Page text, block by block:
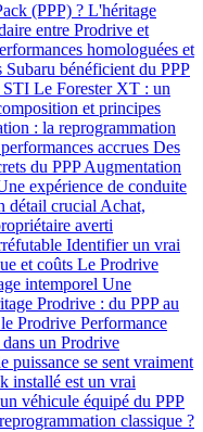
(PPP) ? L'héritage
entre Prodrive et
homologuées et
bénéficient du PPP
STI Le Forester XT : un
et principes
: la reprogrammation
accrues Des
du PPPAugmentation
expérience de conduite
détail crucial Achat,
averti
Identifier un vrai
et coûts Le Prodrive
intemporel Une
Prodrive : du PPP au
Prodrive Performance
un Prodrive
puissance se sent vraiment
installé est un vrai
véhicule équipé du PPP
classique ?